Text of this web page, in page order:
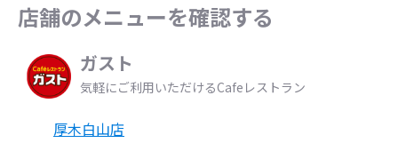
店舗のメニューを確認する
ガスト
気軽にご利用いただけるCafeレストラン
厚木白山店